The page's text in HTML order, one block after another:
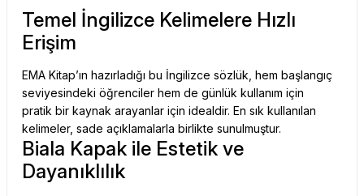
Temel İngilizce Kelimelere Hızlı
Erişim
EMA Kitap’ın hazırladığı bu İngilizce sözlük, hem başlangıç
seviyesindeki öğrenciler hem de günlük kullanım için
pratik bir kaynak arayanlar için idealdir. En sık kullanılan
kelimeler, sade açıklamalarla birlikte sunulmuştur.
Biala Kapak ile Estetik ve
Dayanıklılık